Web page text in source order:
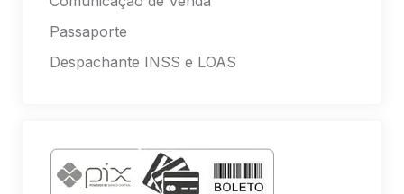
Passaporte
Despachante INSS e LOAS